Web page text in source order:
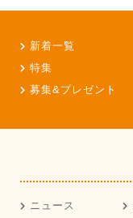
新着一覧
特集
募集&プレゼント
ニュース